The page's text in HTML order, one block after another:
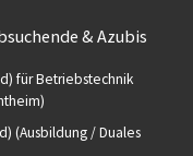
& Azubis
für Betriebstechnik
(Ausbildung / Duales